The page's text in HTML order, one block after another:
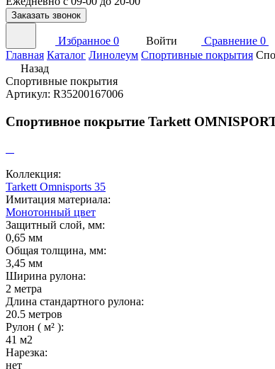
Заказать звонок
Избранное 0 Войти Сравнение 0
Главная Каталог Линолеум Спортивные покрытия
Назад
Спортивные покрытия
Артикул: R35200167006
Спортивное покрытие Tarkett
Коллекция:
Tarkett Omnisports 35
Имитация материала:
Монотонный цвет
Защитный слой, мм:
0,65 мм
Общая толщина, мм:
3,45 мм
Ширина рулона:
2 метра
Длина стандартного рулона:
20.5 метров
Рулон ( м² ):
41 м2
Нарезка:
нет